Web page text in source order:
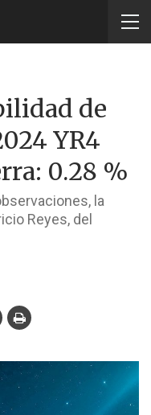
de
YR4
0.28 %
la
Reyes, del